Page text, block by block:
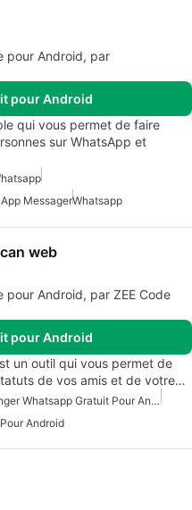
pour Android, par
pour Android
qui vous permet de faire
sur WhatsApp et
MessagerWhatsapp
web
Android, par ZEE Code
pour Android
un outil qui vous permet de
de vos amis et de votre…
Messenger Whatsapp Gratuit Pour Android
Android